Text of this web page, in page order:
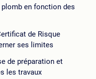
en fonction des
de Risque
ses limites
de préparation et
les travaux